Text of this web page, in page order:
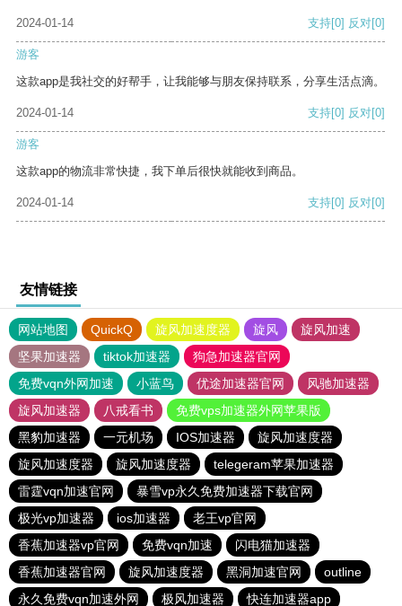
2024-01-14 支持[0] 反对[0]
游客
这款app是我社交的好帮手，让我能够与朋友保持联系，分享生活点滴。
2024-01-14 支持[0] 反对[0]
游客
这款app的物流非常快捷，我下单后很快就能收到商品。
2024-01-14 支持[0] 反对[0]
友情链接
网站地图 QuickQ 旋风加速度器 旋风
旋风加速
坚果加速器
tiktok加速器
狗急加速器官网
免费vqn外网加速
小蓝鸟 优途加速器官网
风驰加速器
旋风加速器
八戒看书
免费vps加速器外网苹果版
黑豹加速器
一元机场 IOS加速器
旋风加速度器
旋风加速度器
旋风加速度器
telegeram苹果加速器
雷霆vqn加速官网
暴雪vp永久免费加速器下载官网
极光vp加速器
ios加速器
老王vp官网
香蕉加速器vp官网
免费vqn加速
闪电猫加速器
香蕉加速器官网
旋风加速度器 黑洞加速官网
outline
永久免费vqn加速外网
极风加速器 快连加速器app